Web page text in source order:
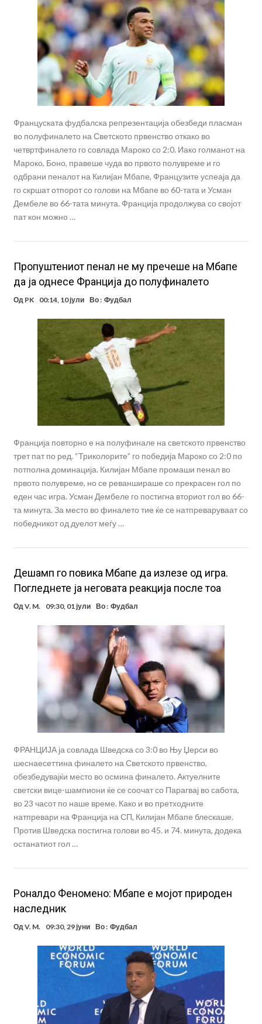
Француската фудбалска репрезентација обезбеди пласман
во полуфиналето на Светското првенство откако во
четвртфиналето го совлада Мароко со 2:0. Иако голманот на
Мароко, Боно, правеше чуда во првото полувреме и го
одбрани пеналот на Килиjан Мбапе, Французите успеаја да
го скршат отпорот со голови на Мбапе во 60-тата и Усман
Дембеле во 66-тата минута. Франција продолжува со својот
пат кон можнo …
Пропуштениот пенал не му пречеше на Мбапе
да ја однесе Франција до полуфиналето
Од PK 00:14, 10 јули Во : Фудбал
Франција повторно е на полуфинале на светското првенство
трет пат по ред. “Триколорите” го победија Мароко со 2:0 по
потполна доминација. Килијан Мбапе промаши пенал во
првото полувреме, но се реваншираше со прекрасен гол по
еден час игра. Усман Дембеле го постигна вториот гол во 66-
та минута. За место во финалето тие ќе се натпреваруваат со
победникот од дуелот меѓу …
Дешамп го повика Мбапе да излезе од игра.
Погледнете ја неговата реакција после тоа
ОдV. M. 09:30, 01 јули Во : Фудбал
ФРАНЦИЈА ја совлада Шведска со 3:0 во Њу Џерси во
шеснаесеттина финалето на Светското првенство,
обезбедувајќи место во осмина финалето. Актуелните
светски вице-шампиони ќе се соочат со Парагвај во сабота,
во 23 часот по наше време. Како и во претходните
натпревари на Франција на СП, Килијан Мбапе блескаше.
Против Шведска постигна голови во 45. и 74. минута, додека
останатиот гол …
Роналдо Феномено: Мбапе е мојот природен
наследник
Од V. M. 09:30, 29 јуни Во : Фудбал